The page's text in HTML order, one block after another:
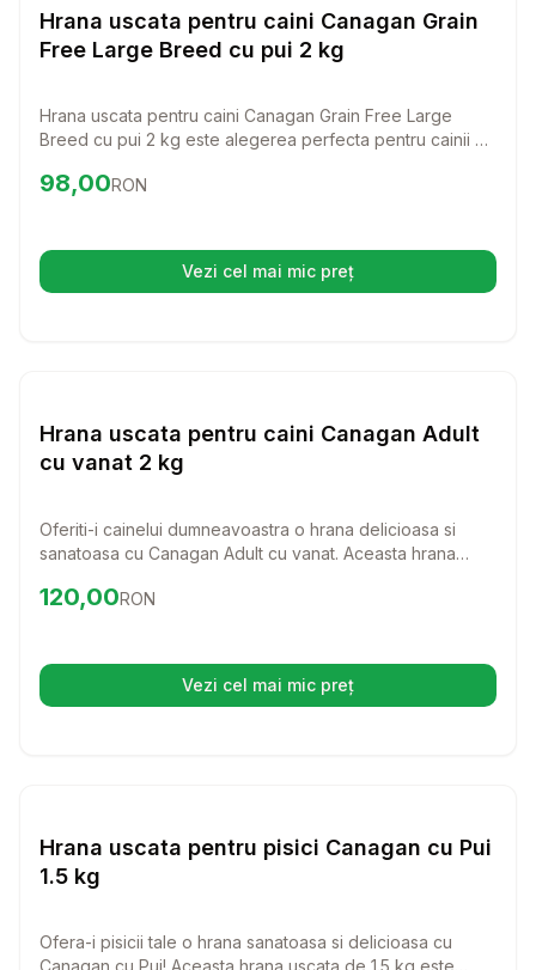
Hrana Uscata Caini
Hrana uscata pentru caini Canagan Grain
Free Large Breed cu pui 2 kg
Hrana uscata pentru caini Canagan Grain Free Large
Breed cu pui 2 kg este alegerea perfecta pentru cainii de
Cu ingrediente naturale si bogate in proteine, aceasta
Preț:98.00
98,00RON
Vezi cel mai mic preț(se deschide într-o filă nouă)
Hrana Uscata Caini
Hrana uscata pentru caini Canagan Adult
cu vanat 2 kg
Oferiti-i cainelui dumneavoastra o hrana delicioasa si
sanatoasa cu Canagan Adult cu vanat. Aceasta hrana
satisface nevoile nutritionale ale cainilor de toate
Preț: 120.00 RON
120,00RON
Vezi cel mai mic preț(se deschide într-o filă nouă)
Hrana Uscata Pisici
Hrana uscata pentru pisici Canagan cu Pui
1.5 kg
Ofera-i pisicii tale o hrana sanatoasa si delicioasa cu
Canagan cu Pui! Aceasta hrana uscata de 1.5 kg este